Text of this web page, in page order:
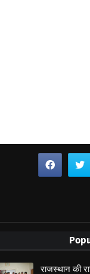
राजस्थान की